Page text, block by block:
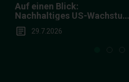
Auf einen Blick:
Nachhaltiges US-Wachstum
in der Breite
29.7.2026